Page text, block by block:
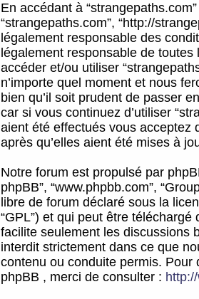
En accédant à
“strangepaths.com”, “http://
légalement responsable des
légalement responsable de
accéder et/ou utiliser
n’importe quel moment et nous
bien qu’il soit prudent de passer
car si vous continuez d’utiliser
aient été effectués vous acceptez
après qu’elles aient été mises à
Notre forum est propulsé par
phpBB”, “www.phpbb.com”,
libre de forum déclaré sous la
“GPL”) et qui peut être téléchargé
facilite seulement les discussions
interdit strictement dans ce que
contenu ou conduite permis.
phpBB , merci de consulter :